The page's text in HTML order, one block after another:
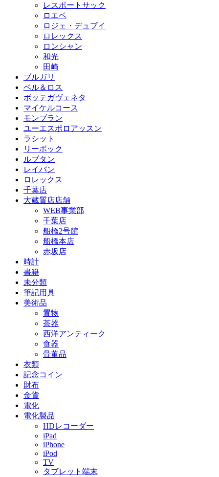
レスポートサック
ロエベ
ロジェ・デュブイ
ロレックス
ロンシャン
和光
田崎
ブルガリ
ベル＆ロス
ボッテガヴェネタ
マイケルコース
モンブラン
ユーエスポロアッスン
ラシット
リーボック
ルブタン
レイバン
ロレックス
千葉店
大蔵質店店舗
WEB事業部
千葉店
船橋2号館
船橋本店
赤坂店
時計
書籍
未分類
筆記用具
美術品
置物
茶器
西洋アンティーク
食器
骨董品
衣類
記念コイン
財布
金貨
電化
電化製品
HDレコーダー
iPad
iPhone
iPod
TV
タブレット端末